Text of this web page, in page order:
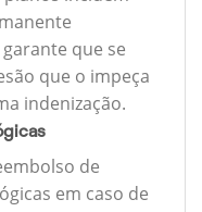
que se
que o impeça
indenização.
de
em caso de